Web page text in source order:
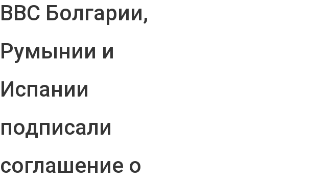
ВВС Болгарии,
Румынии и
Испании
подписали
соглашение о